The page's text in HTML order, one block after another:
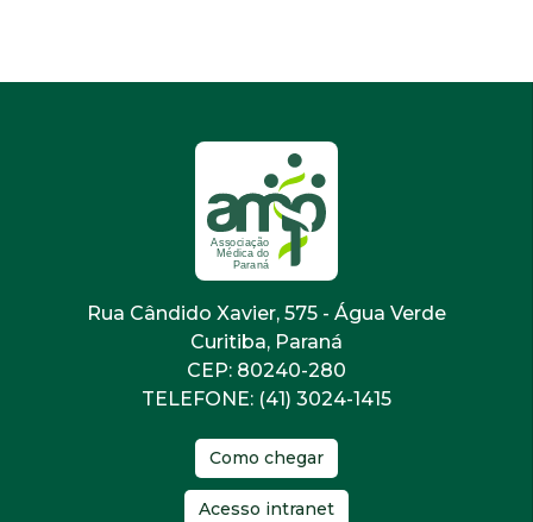
Rua Cândido Xavier, 575 - Água Verde
Curitiba, Paraná
CEP: 80240-280
TELEFONE: (41) 3024-1415
Como chegar
Acesso intranet